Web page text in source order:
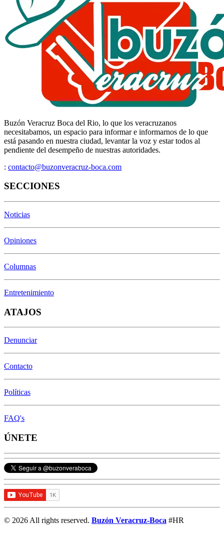
Buzón Veracruz Boca del Rio, lo que los veracruzanos
necesitabamos, un espacio para informar e informarnos de lo que
está pasando en nuestra ciudad, levantar la voz y estar todos al
pendiente del desempeño de nuestras autoridades.
: contacto@buzonveracruz-boca.com
SECCIONES
Noticias
Opiniones
Columnas
Entretenimiento
ATAJOS
Denunciar
Contacto
Políticas
FAQ's
ÚNETE
© 2026 All rights reserved. Buzón Veracruz-Boca #HR